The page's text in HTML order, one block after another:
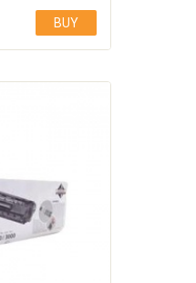
BUY